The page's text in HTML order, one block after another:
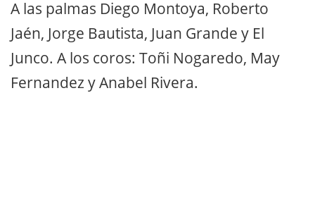
A las palmas Diego Montoya, Roberto
Jaén, Jorge Bautista, Juan Grande y El
Junco. A los coros: Toñi Nogaredo, May
Fernandez y Anabel Rivera.